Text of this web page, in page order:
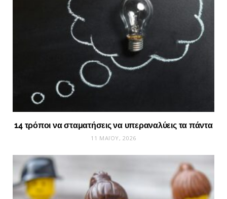
14 τρόποι να σταματήσεις να υπεραναλύεις τα πάντα
11 ΜΑΪ́ΟΥ, 2026